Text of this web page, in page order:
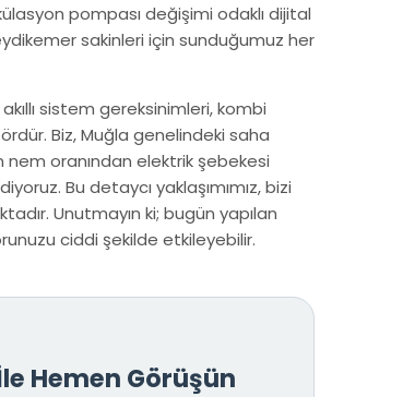
pompası değişimi odaklı dijital
sakinleri için sunduğumuz her
sistem gereksinimleri, kombi
Biz, Muğla genelindeki saha
oranından elektrik şebekesi
Bu detaycı yaklaşımımız, bizi
Unutmayın ki; bugün yapılan
ciddi şekilde etkileyebilir.
Hemen Görüşün